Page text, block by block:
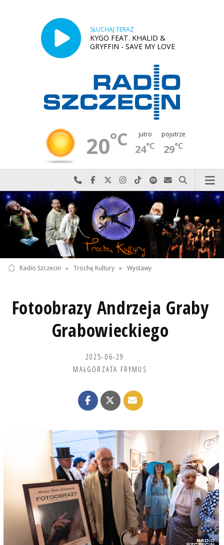
SŁUCHAJ TERAZ
KYGO FEAT. KHALID &
GRYFFIN - SAVE MY LOVE
20°C jutro
24°C
pojutrze
29°C
Najlepiej po prostu do nas zadzwoń
Odwiedź nas na Facebook-u
Odwiedź nas na X
Odwiedź nas na Instagram-ie
Odwiedź nas na TikTok-u
Szukaj nas na Spotify
Wyślij do nas
Szukaj
Radio Szczecin » Trochę Kultury » Wystawy
Fotoobrazy Andrzeja Graby
Grabowieckiego
2025-06-29
MAŁGORZATA FRYMUS